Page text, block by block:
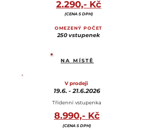
2.290,- Kč
(CENA S DPH)
OMEZENÝ POČET
250 vstupenek
NA MÍSTĚ
V prodeji
19.6. - 21.6.2026
Třídenní vstupenka
8.990,- Kč
(CENA S DPH)